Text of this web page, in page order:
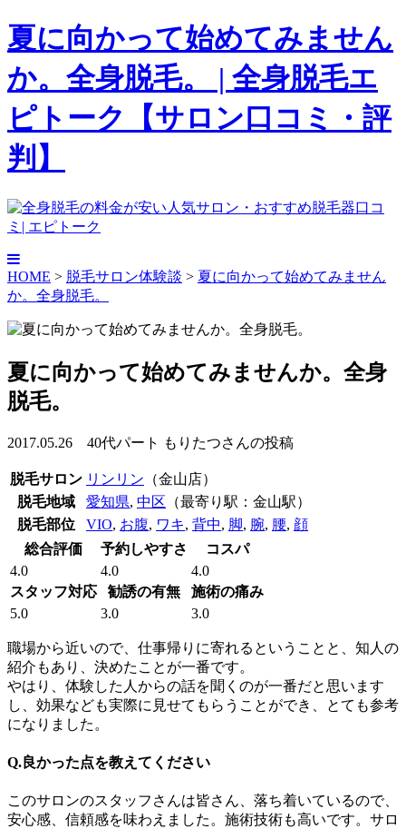
夏に向かって始めてみません
か。全身脱毛。 | 全身脱毛エ
ピトーク【サロン口コミ・評
判】
HOME > 脱毛サロン体験談 > 夏に向かって始めてみません
か。全身脱毛。
夏に向かって始めてみませんか。全身
脱毛。
2017.05.26 40代パート もりたつさんの投稿
脱毛サロン リンリン （金山店）
脱毛地域
愛知県, 中区 （最寄り駅：金山駅）
脱毛部位
VIO, お腹, ワキ, 背中, 脚, 腕, 腰, 顔
総合評価
予約しやすさ
コスパ
4.0
4.0
4.0
スタッフ対応
勧誘の有無
施術の痛み
5.0
3.0 3.0
職場から近いので、仕事帰りに寄れるということと、知人の
紹介もあり、決めたことが一番です。
やはり、体験した人からの話を聞くのが一番だと思います
し、効果なども実際に見せてもらうことができ、とても参考
になりました。
Q.良かった点を教えてください
このサロンのスタッフさんは皆さん、落ち着いているので、
安心感、信頼感を味わえました。施術技術も高いです。サロ